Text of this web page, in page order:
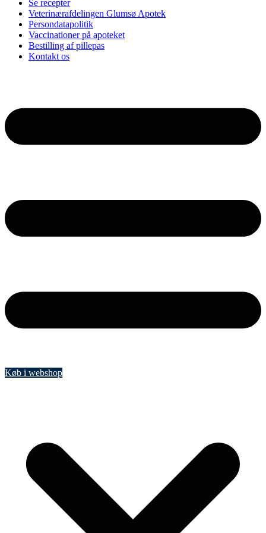
Se recepter
Veterinærafdelingen Glumsø Apotek
Persondatapolitik
Vaccinationer på apoteket
Bestilling af pillepas
Kontakt os
Køb i webshop